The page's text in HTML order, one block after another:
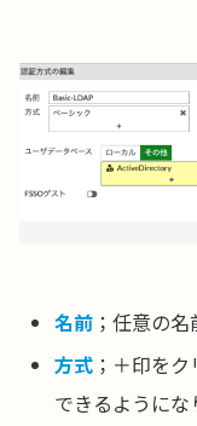
名前 ；任意の
方式 ；＋印を
できるようにな